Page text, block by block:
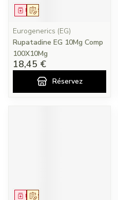
Sur prescription
Médicament
Eurogenerics (EG)
Rupatadine EG 10Mg Comp
100X10Mg
18,45 €
Réservez
Sur prescription
Médicament